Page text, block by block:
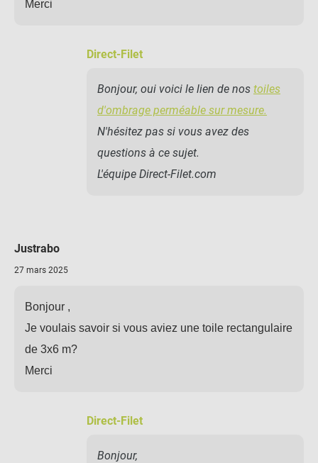
Merci
Direct-Filet
Bonjour, oui voici le lien de nos toiles
d'ombrage perméable sur mesure.
N'hésitez pas si vous avez des
questions à ce sujet.
L'équipe Direct-Filet.com
Justrabo
27 mars 2025
Bonjour ,
Je voulais savoir si vous aviez une toile rectangulaire
de 3x6 m?
Merci
Direct-Filet
Bonjour,